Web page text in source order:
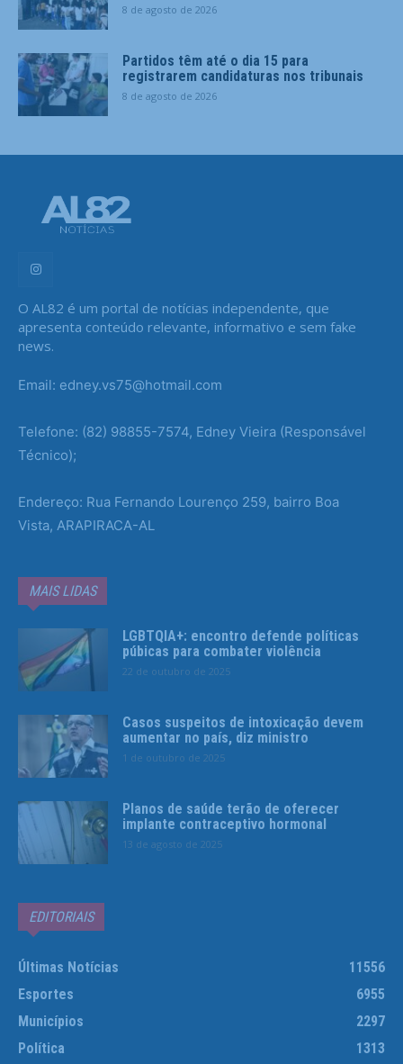
8 de agosto de 2026
Partidos têm até o dia 15 para
registrarem candidaturas nos tribunais
8 de agosto de 2026
O AL82 é um portal de notícias independente, que
apresenta conteúdo relevante, informativo e sem fake
news.
Email: edney.vs75@hotmail.com
Telefone: (82) 98855-7574, Edney Vieira (Responsável
Técnico);
Endereço: Rua Fernando Lourenço 259, bairro Boa
Vista, ARAPIRACA-AL
MAIS LIDAS
LGBTQIA+: encontro defende políticas
púbicas para combater violência
22 de outubro de 2025
Casos suspeitos de intoxicação devem
aumentar no país, diz ministro
1 de outubro de 2025
Planos de saúde terão de oferecer
implante contraceptivo hormonal
13 de agosto de 2025
EDITORIAIS
Últimas Notícias
11556
Esportes
6955
Municípios
2297
Política
1313